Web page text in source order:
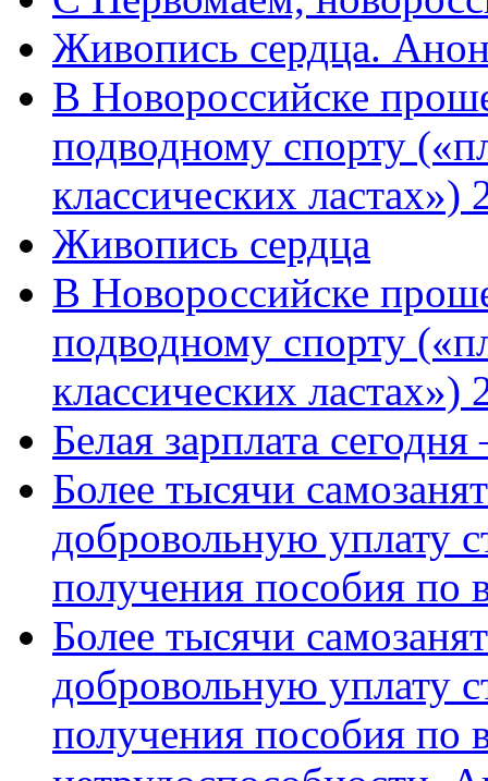
Живопись сердца.
В Новороссийске
подводному спорту
классических
Живопись сердца
В Новороссийске
подводному спорту
классических ластах»)
Белая зарплата
Более тысячи
добровольную уплату
получения пособия по
Более тысячи
добровольную уплату
получения пособия по